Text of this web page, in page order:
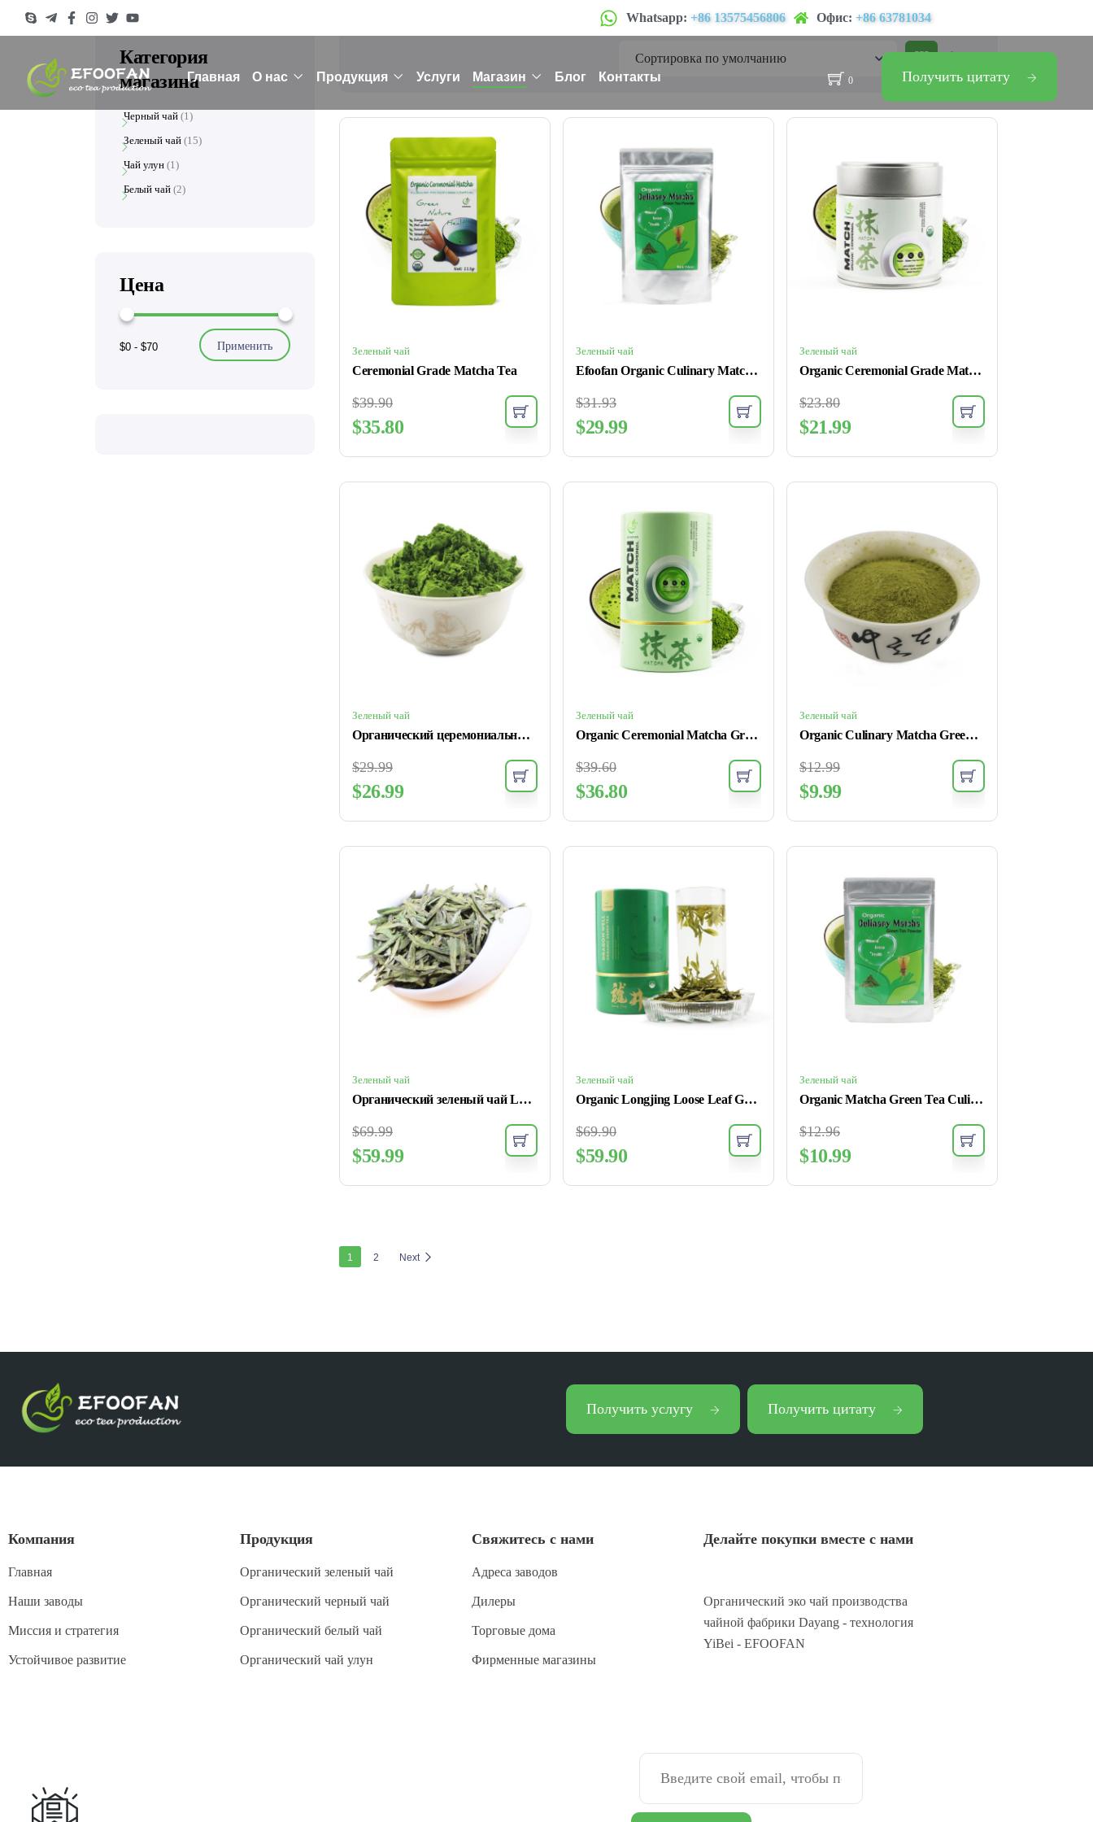
Whatsapp: +86 13575456806 Офис: +86 63781034
Главная О нас Продукция Услуги Магазин Блог Контакты 0 Получить цитату
Зеленый чай
Ceremonial Grade Matcha Tea
$39.90
$35.80
Зеленый чай
Efoofan Organic Culinary Matcha Powder
$31.93
$29.99
Зеленый чай
Organic Ceremonial Grade Matcha Powder
$23.80
$21.99
Зеленый чай
Органический церемониальный зеленый чай Матча
$29.99
$26.99
Зеленый чай
Organic Ceremonial Matcha Green Tea Powder
$39.60
$36.80
Зеленый чай
Organic Culinary Matcha Green Tea
$12.99
$9.99
Зеленый чай
Органический зеленый чай Longjing Green Tea Premium Quality
$69.99
$59.99
Зеленый чай
Organic Longjing Loose Leaf Green Tea
$69.90
$59.90
Зеленый чай
Organic Matcha Green Tea Culinary Grade
$12.96
$10.99
1 2 Next
Категория
магазина
Черный чай 1
Зеленый чай 15
Чай улун 1
Белый чай 2
Цена
Применить
$0 - $70
Получить услугу Получить цитату
Компания
Главная
Наши заводы
Миссия и стратегия
Устойчивое развитие
Продукция
Органический зеленый чай
Органический черный чай
Органический белый чай
Органический чай улун
Свяжитесь с нами
Адреса заводов
Дилеры
Торговые дома
Фирменные магазины
Делайте покупки вместе с нами
Органический эко чай производства
чайной фабрики Dayang - технология
YiBei - EFOOFAN